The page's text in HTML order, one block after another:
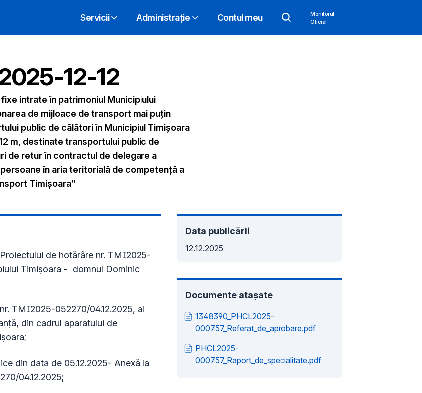
Servicii Administrație Contul meu
Monitorul
Oficial
12-12
intrate în patrimoniul Municipiului
de mijloace de transport mai puțin
public de călători în Municipiul Timișoara
m, destinate transportului public de
de retur în contractul de delegare a
în aria teritorială de competență a
Timișoara”
de hotărâre nr. TMI2025-
Timişoara - domnul Dominic
TMI2025-052270/04.12.2025, al
din cadrul aparatului de
din data de 05.12.2025- Anexă la
04.12.2025;
Data publicării
12.12.2025
Documente atașate
1348390_PHCL2025-
000757_Referat_de_aprobare.pdf
PHCL2025-
000757_Raport_de_specialitate.pdf